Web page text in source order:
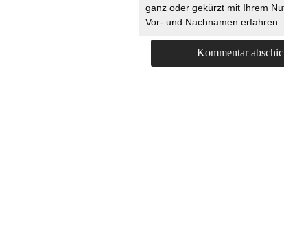
ganz oder gekürzt mit Ihrem
Vor- und Nachnamen erfahren.